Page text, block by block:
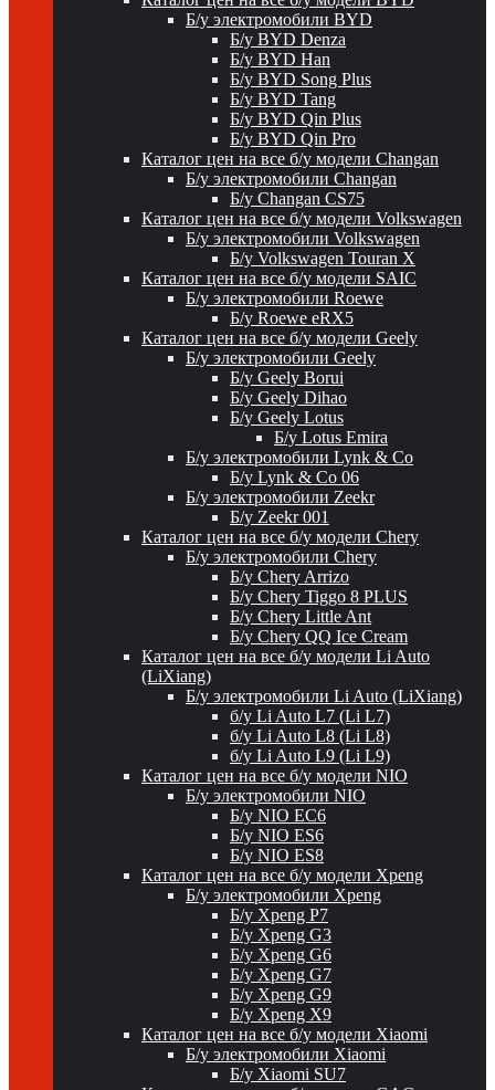
Б/у электромобили BYD
Б/у BYD Denza
Б/у BYD Han
Б/у BYD Song Plus
Б/у BYD Tang
Б/у BYD Qin Plus
Б/у BYD Qin Pro
Каталог цен на все б/у модели Changan
Б/у электромобили Changan
Б/у Changan CS75
Каталог цен на все б/у модели Volkswagen
Б/у электромобили Volkswagen
Б/у Volkswagen Touran X
Каталог цен на все б/у модели SAIC
Б/у электромобили Roewe
Б/у Roewe eRX5
Каталог цен на все б/у модели Geely
Б/у электромобили Geely
Б/у Geely Borui
Б/у Geely Dihao
Б/у Geely Lotus
Б/у Lotus Emira
Б/у электромобили Lynk & Co
Б/у Lynk & Co 06
Б/у электромобили Zeekr
Б/у Zeekr 001
Каталог цен на все б/у модели Chery
Б/у электромобили Chery
Б/у Chery Arrizo
Б/у Chery Tiggo 8 PLUS
Б/у Chery Little Ant
Б/у Chery QQ Ice Cream
Каталог цен на все б/у модели Li Auto
(LiXiang)
Б/у электромобили Li Auto (LiXiang)
б/у Li Auto L7 (Li L7)
б/у Li Auto L8 (Li L8)
б/у Li Auto L9 (Li L9)
Каталог цен на все б/у модели NIO
Б/у электромобили NIO
Б/у NIO EC6
Б/у NIO ES6
Б/у NIO ES8
Каталог цен на все б/у модели Xpeng
Б/у электромобили Xpeng
Б/у Xpeng P7
Б/у Xpeng G3
Б/у Xpeng G6
Б/у Xpeng G7
Б/у Xpeng G9
Б/у Xpeng X9
Каталог цен на все б/у модели Xiaomi
Б/у электромобили Xiaomi
Б/у Xiaomi SU7